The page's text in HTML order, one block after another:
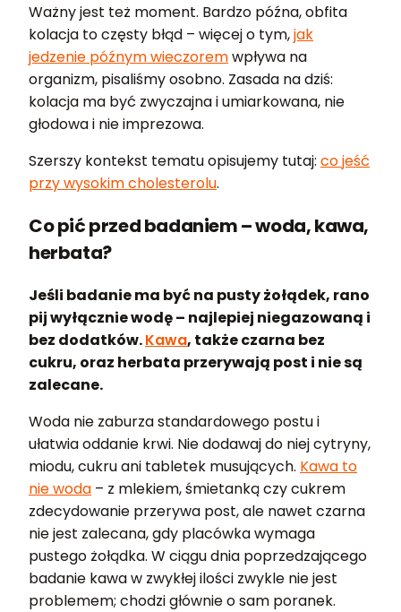
Ważny jest też moment. Bardzo późna, obfita
kolacja to częsty błąd – więcej o tym,jak
jedzenie późnym wieczoremwpływa na
organizm, pisaliśmy osobno. Zasada na dziś:
kolacja ma być zwyczajna i umiarkowana, nie
głodowa i nie imprezowa.
Szerszy kontekst tematu opisujemy tutaj: co jeść
przy wysokim cholesterolu.
Co pić przed badaniem – woda, kawa,
herbata?
Jeśli badanie ma być na pusty żołądek, rano
pij wyłącznie wodę – najlepiej niegazowaną i
bez dodatków.Kawa, także czarna bez
cukru, oraz herbata przerywają post i nie są
zalecane.
Woda nie zaburza standardowego postu i
ułatwia oddanie krwi. Nie dodawaj do niej cytryny,
miodu, cukru ani tabletek musujących. Kawa to
nie woda – z mlekiem, śmietanką czy cukrem
zdecydowanie przerywa post, ale nawet czarna
nie jest zalecana, gdy placówka wymaga
pustego żołądka. W ciągu dnia poprzedzającego
badanie kawa w zwykłej ilości zwykle nie jest
problemem; chodzi głównie o sam poranek.